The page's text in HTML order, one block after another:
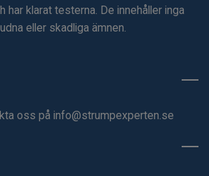
har klarat testerna. De innehåller inga
eller skadliga ämnen.
oss på info@strumpexperten.se